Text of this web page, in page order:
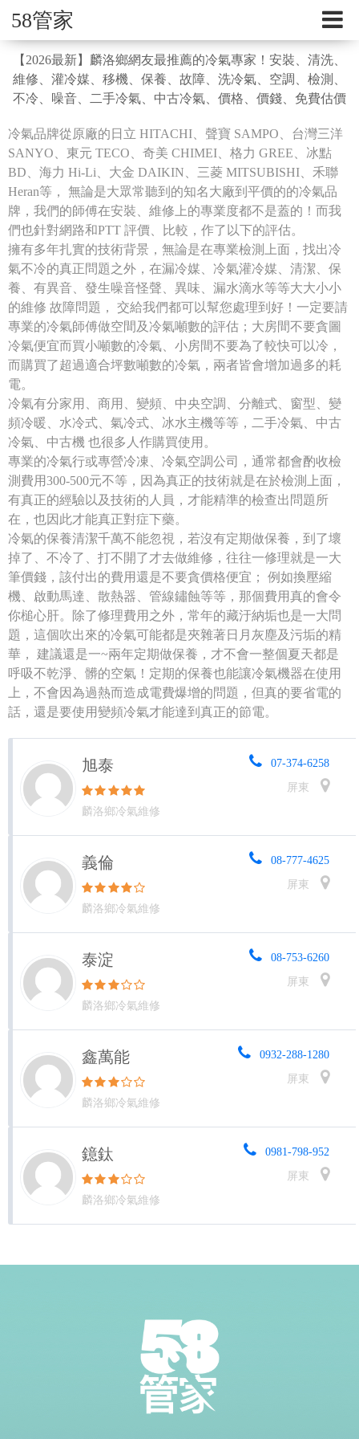
58管家
【2026最新】麟洛鄉網友最推薦的冷氣專家！安裝、清洗、
維修、灌冷媒、移機、保養、故障、洗冷氣、空調、檢測、
不冷、噪音、二手冷氣、中古冷氣、價格、價錢、免費估價
冷氣品牌從原廠的日立 HITACHI、聲寶 SAMPO、台灣三洋
SANYO、東元 TECO、奇美 CHIMEI、格力 GREE、冰點
BD、海力 Hi-Li、大金 DAIKIN、三菱 MITSUBISHI、禾聯
Heran等， 無論是大眾常聽到的知名大廠到平價的的冷氣品
牌，我們的師傅在安裝、維修上的專業度都不是蓋的！而我
們也針對網路和PTT 評價、比較，作了以下的評估。
擁有多年扎實的技術背景，無論是在專業檢測上面，找出冷
氣不冷的真正問題之外，在漏冷媒、冷氣灌冷媒、清潔、保
養、有異音、發生噪音怪聲、異味、漏水滴水等等大大小小
的維修 故障問題， 交給我們都可以幫您處理到好！一定要請
專業的冷氣師傅做空間及冷氣噸數的評估；大房間不要貪圖
冷氣便宜而買小噸數的冷氣、小房間不要為了較快可以冷，
而購買了超過適合坪數噸數的冷氣，兩者皆會增加過多的耗
電。
冷氣有分家用、商用、變頻、中央空調、分離式、窗型、變
頻冷暖、水冷式、氣冷式、冰水主機等等，二手冷氣、中古
冷氣、中古機 也很多人作購買使用。
專業的冷氣行或專營冷凍、冷氣空調公司，通常都會酌收檢
測費用300-500元不等，因為真正的技術就是在於檢測上面，
有真正的經驗以及技術的人員，才能精準的檢查出問題所
在，也因此才能真正對症下藥。
冷氣的保養清潔千萬不能忽視，若沒有定期做保養，到了壞
掉了、不冷了、打不開了才去做維修，往往一修理就是一大
筆價錢，該付出的費用還是不要貪價格便宜； 例如換壓縮
機、啟動馬達、散熱器、管線鏽蝕等等，那個費用真的會令
你槌心肝。除了修理費用之外，常年的藏汙納垢也是一大問
題，這個吹出來的冷氣可能都是夾雜著日月灰塵及污垢的精
華， 建議還是一~兩年定期做保養，才不會一整個夏天都是
呼吸不乾淨、髒的空氣！定期的保養也能讓冷氣機器在使用
上，不會因為過熱而造成電費爆增的問題，但真的要省電的
話，還是要使用變頻冷氣才能達到真正的節電。
旭泰
麟洛鄉冷氣維修
07-374-6258
屏東
義倫
麟洛鄉冷氣維修
08-777-4625
屏東
泰淀
麟洛鄉冷氣維修
08-753-6260
屏東
鑫萬能
麟洛鄉冷氣維修
0932-288-1280
屏東
鐿鈦
麟洛鄉冷氣維修
0981-798-952
屏東